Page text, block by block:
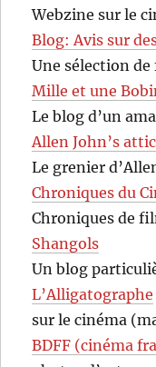
Webzine sur le
Blog: Avis sur
Une sélection
Mille et une
Le blog d’un
Allen John’s attic
Le grenier
Chroniques du
Chroniques de
Shangols
Un blog
L’Alligatographe
sur le cinéma
BDFF (cinéma